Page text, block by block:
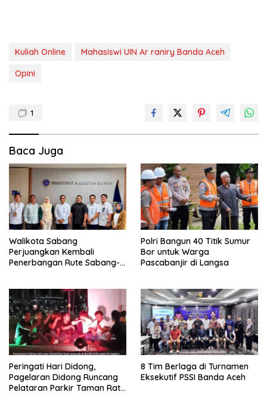
Kuliah Online
Mahasiswi UIN Ar raniry Banda Aceh
Opini
1
Baca Juga
Walikota Sabang
Perjuangkan Kembali
Penerbangan Rute Sabang-
Polri Bangun 40 Titik Sumur
Bor untuk Warga
Pascabanjir di Langsa
Peringati Hari Didong,
Pagelaran Didong Runcang
Pelataran Parkir Taman Ratu
8 Tim Berlaga di Turnamen
Eksekutif PSSI Banda Aceh